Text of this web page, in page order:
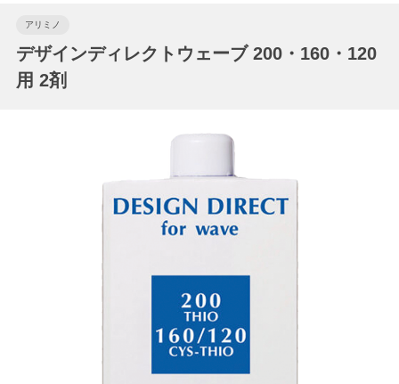
アリミノ
デザインディレクトウェーブ 200・160・120
用 2剤